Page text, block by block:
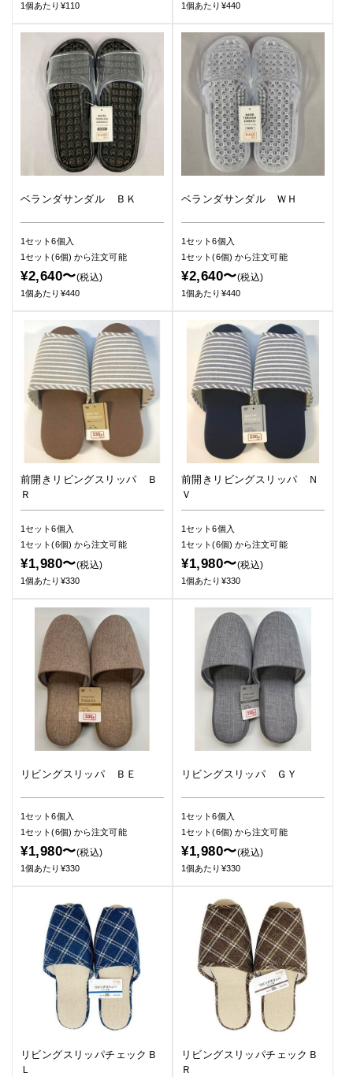
1個あたり¥110 1個あたり¥440
ベランダサンダル ＢＫ
1セット6個入
1セット(6個) から注文可能
¥2,640〜(税込)
1個あたり¥440
ベランダサンダル ＷＨ
1セット6個入
1セット(6個) から注文可能
¥2,640〜(税込)
1個あたり¥440
前開きリビングスリッパ Ｂ
Ｒ
1セット6個入
1セット(6個) から注文可能
¥1,980〜(税込)
1個あたり¥330
前開きリビングスリッパ Ｎ
Ｖ
1セット6個入
1セット(6個) から注文可能
¥1,980〜(税込)
1個あたり¥330
リビングスリッパ ＢＥ
1セット6個入
1セット(6個) から注文可能
¥1,980〜(税込)
1個あたり¥330
リビングスリッパ ＧＹ
1セット6個入
1セット(6個) から注文可能
¥1,980〜(税込)
1個あたり¥330
リビングスリッパチェックＢ
Ｌ
リビングスリッパチェックＢ
Ｒ